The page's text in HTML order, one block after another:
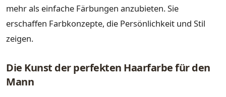
mehr als einfache Färbungen anzubieten. Sie
erschaffen Farbkonzepte, die Persönlichkeit und Stil
zeigen.
Die Kunst der perfekten Haarfarbe für den
Mann